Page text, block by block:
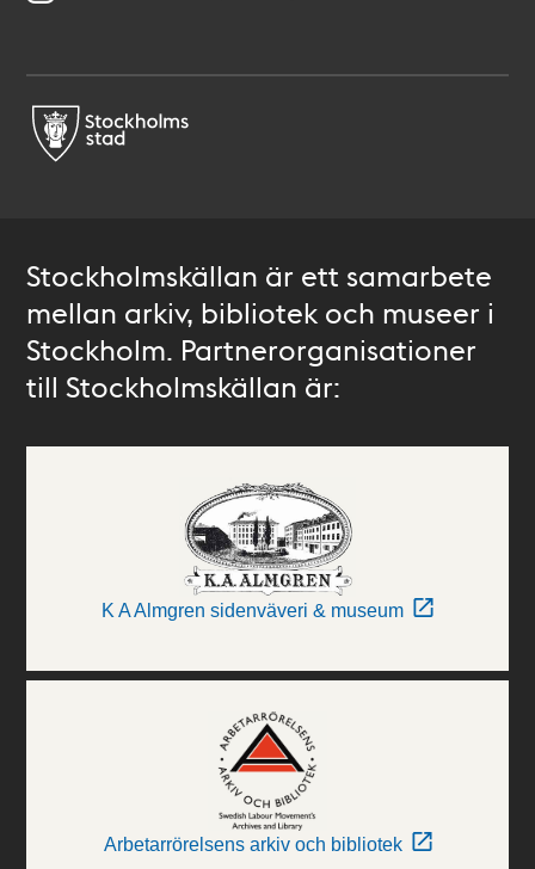
Stockholmskällan är ett samarbete
mellan arkiv, bibliotek och museer i
Stockholm. Partnerorganisationer
till Stockholmskällan är:
K A Almgren sidenväveri & museum
Arbetarrörelsens arkiv och bibliotek